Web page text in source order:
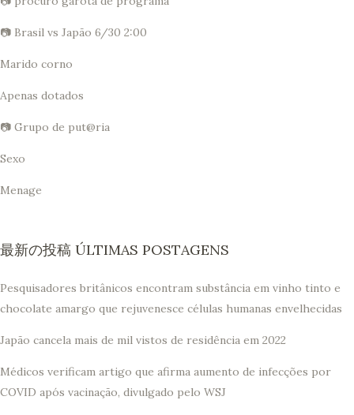
📷 Brasil vs Japão 6/30 2:00
Marido corno
Apenas dotados
📷 Grupo de put@ria
Sexo
Menage
最新の投稿 ÚLTIMAS POSTAGENS
Pesquisadores britânicos encontram substância em vinho tinto e
chocolate amargo que rejuvenesce células humanas envelhecidas
Japão cancela mais de mil vistos de residência em 2022
Médicos verificam artigo que afirma aumento de infecções por
COVID após vacinação, divulgado pelo WSJ